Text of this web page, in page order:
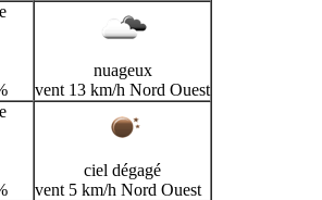
nuageux
vent 13 km/h Nord Ouest
ciel dégagé
vent 5 km/h Nord Ouest